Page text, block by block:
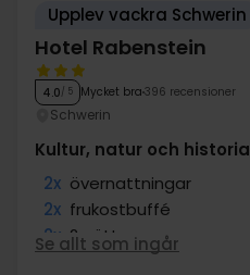
Upplev vackra Schwerin
Hotel Rabenstein
4.0/ 5 Mycket bra 396 recensioner
Schwerin
Kultur, natur och historia
2x övernattningar
2x frukostbuffé
2x 2-rättersmeny
Gratis parkering
Se allt som ingår